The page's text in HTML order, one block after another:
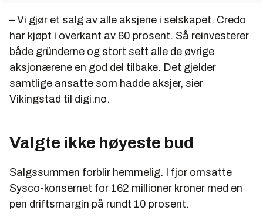
– Vi gjør et salg av alle aksjene i selskapet. Credo
har kjøpt i overkant av 60 prosent. Så reinvesterer
både gründerne og stort sett alle de øvrige
aksjonærene en god del tilbake. Det gjelder
samtlige ansatte som hadde aksjer, sier
Vikingstad til digi.no.
Valgte ikke høyeste bud
Salgssummen forblir hemmelig. I fjor omsatte
Sysco-konsernet for 162 millioner kroner med en
pen driftsmargin på rundt 10 prosent.